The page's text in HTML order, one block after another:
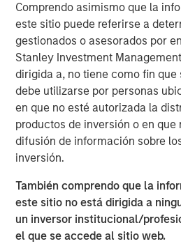
Comprendo asimismo que la
este sitio puede referirse a
gestionados o asesorados por
Stanley Investment
dirigida a, no tiene como fin que
debe utilizarse por personas
en que no esté autorizada la
productos de inversión o en
difusión de información sobre
inversión.
También comprendo que la
este sitio no está dirigida a
un inversor institucional/
el que se accede al sitio web.
A medida que la digitalización
artificial (IA) se acelera y las
persisten, la frecuencia, el
consecuencias financieras de
aumentando. Las compañías de
solo aquellas consideradas
riesgo— se encuentran ahora
inversores a largo plazo, la
consiste en determinar si el
sino si las compañías están
En 2025, se aplicó nuestro
ciberseguridad a determinadas
que se consideran
cibernético, con el objetivo de